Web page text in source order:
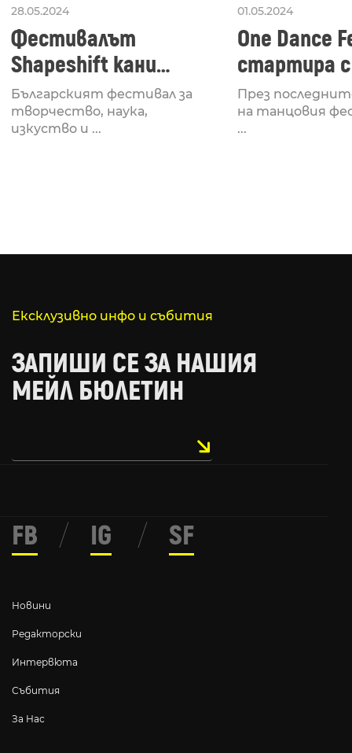
28.05.2024
Фестивалът
Shapeshift кани
Fabrizio Mammarella
за откриването си
Българският фестивал за
творчество, наука,
изкуство и ...
01.05.2024
One Dance
стартира
Lucid,
рейв
През
на танцовия
...
Ексклузивно инфо и събития
ЗАПИШИ СЕ ЗА НАШИЯ
МЕЙЛ БЮЛЕТИН
Новини
Редакторски
Интервюта
Събития
За Нас
FB / IG / SF